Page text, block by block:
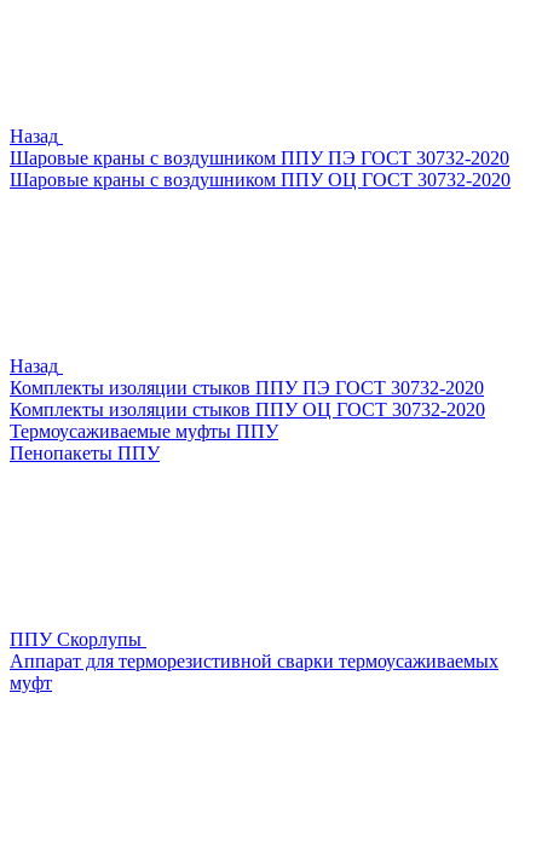
Назад
Шаровые краны с воздушником ППУ ПЭ ГОСТ 30732-2020
Шаровые краны с воздушником ППУ ОЦ ГОСТ 30732-2020
Назад
Комплекты изоляции стыков ППУ ПЭ ГОСТ 30732-2020
Комплекты изоляции стыков ППУ ОЦ ГОСТ 30732-2020
Термоусаживаемые муфты ППУ
Пенопакеты ППУ
ППУ Скорлупы
Аппарат для терморезистивной сварки термоусаживаемых
муфт